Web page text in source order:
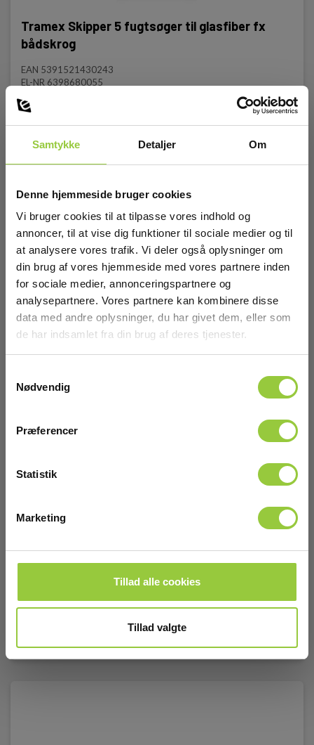
Samtykke Detaljer Om
Denne hjemmeside bruger cookies
Vi bruger cookies til at tilpasse vores indhold og
annoncer, til at vise dig funktioner til sociale medier og til
at analysere vores trafik. Vi deler også oplysninger om
din brug af vores hjemmeside med vores partnere inden
for sociale medier, annonceringspartnere og
analysepartnere. Vores partnere kan kombinere disse
data med andre oplysninger, du har givet dem, eller som
de har indsamlet fra din brug af deres tjenester.
Nødvendig
Præferencer
Statistik
Marketing
Tillad alle cookies
Tillad valgte
Tramex Skipper 5 fugtsøger til glasfiber fx
bådskrog
EAN 5391521430243
EL-NR 6398680055
3.895,00 DKK Excl. moms
Tramex CME5 fugtsøger til beton
4.195,00 DKK Excl. moms